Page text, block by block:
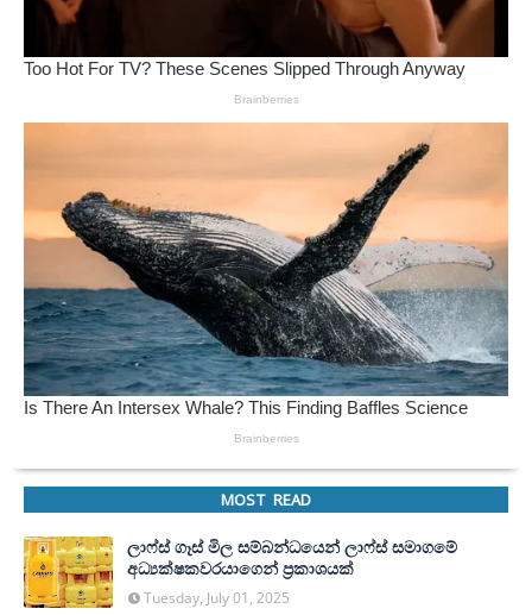
MOST READ
ලාෆ්ස් ගෑස් මිල සම්බන්ධයෙන් ලාෆ්ස් සමාගමේ
අධ්‍යක්ෂකවරයාගෙන් ප්‍රකාශයක්
Tuesday, July 01, 2025